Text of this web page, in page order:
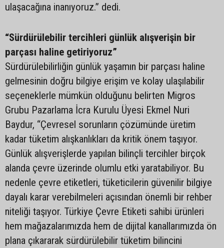
ulaşacağına inanıyoruz.” dedi.
“Sürdürülebilir tercihleri günlük alışverişin bir
parçası haline getiriyoruz”
Sürdürülebilirliğin günlük yaşamın bir parçası haline
gelmesinin doğru bilgiye erişim ve kolay ulaşılabilir
seçeneklerle mümkün olduğunu belirten Migros
Grubu Pazarlama İcra Kurulu Üyesi Ekmel Nuri
Baydur, “Çevresel sorunların çözümünde üretim
kadar tüketim alışkanlıkları da kritik önem taşıyor.
Günlük alışverişlerde yapılan bilinçli tercihler birçok
alanda çevre üzerinde olumlu etki yaratabiliyor. Bu
nedenle çevre etiketleri, tüketicilerin güvenilir bilgiye
dayalı karar verebilmeleri açısından önemli bir rehber
niteliği taşıyor. Türkiye Çevre Etiketi sahibi ürünleri
hem mağazalarımızda hem de dijital kanallarımızda ön
plana çıkararak sürdürülebilir tüketim bilincini